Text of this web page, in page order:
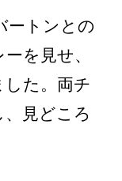
ートンとの
を見せ、
た。両チ
見どころ